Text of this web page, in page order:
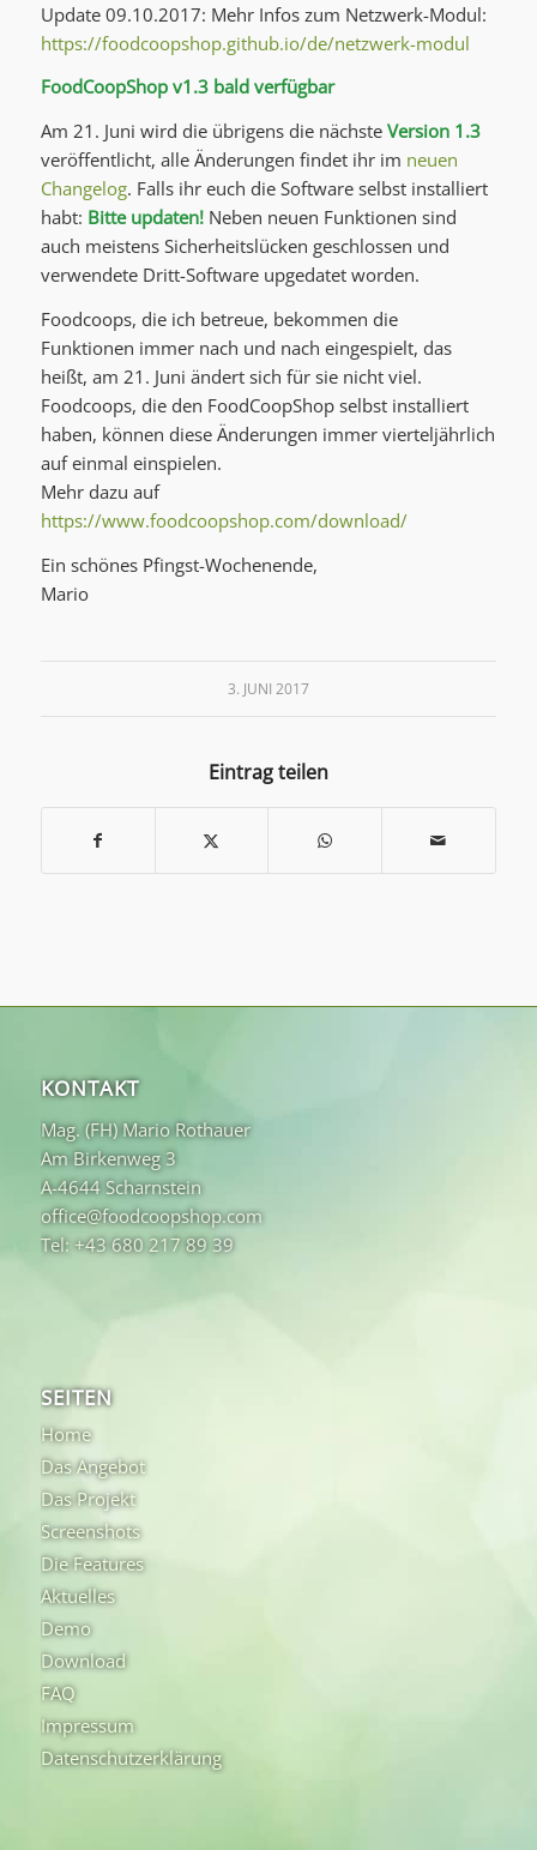
Update 09.10.2017: Mehr Infos zum Netzwerk-Modul:
https://foodcoopshop.github.io/de/netzwerk-modul
FoodCoopShop v1.3 bald verfügbar
Am 21. Juni wird die übrigens die nächste Version 1.3
veröffentlicht, alle Änderungen findet ihr im neuen
Changelog. Falls ihr euch die Software selbst installiert
habt: Bitte updaten!Neben neuen Funktionen sind
auch meistens Sicherheitslücken geschlossen und
verwendete Dritt-Software upgedatet worden.
Foodcoops, die ich betreue, bekommen die
Funktionen immer nach und nach eingespielt, das
heißt, am 21. Juni ändert sich für sie nicht viel.
Foodcoops, die den FoodCoopShop selbst installiert
haben, können diese Änderungen immer vierteljährlich
auf einmal einspielen.
Mehr dazu auf
https://www.foodcoopshop.com/download/
Ein schönes Pfingst-Wochenende,
Mario
3. JUNI 2017
Eintrag teilen
KONTAKT
Mag. (FH) Mario Rothauer
Am Birkenweg 3
A-4644 Scharnstein
office@foodcoopshop.com
Tel: +43 680 217 89 39
SEITEN
Home
Das Angebot
Das Projekt
Screenshots
Die Features
Aktuelles
Demo
Download
FAQ
Impressum
Datenschutzerklärung